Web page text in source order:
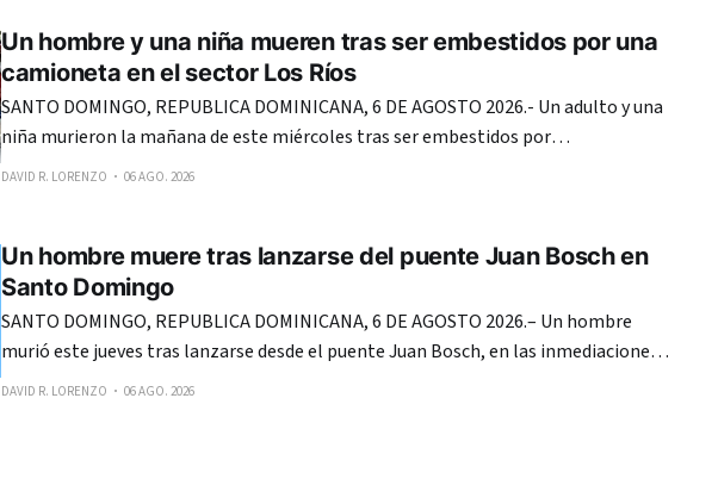
Un hombre y una niña mueren tras ser embestidos por una
camioneta en el sector Los Ríos
SANTO DOMINGO, REPUBLICA DOMINICANA, 6 DE AGOSTO 2026.- Un adulto y una
niña murieron la mañana de este miércoles tras ser embestidos por
una camioneta de doble cabina en la avenida Coronel Juan María Lora Fernández,
DAVID R. LORENZO 06 AGO. 2026
Un hombre muere tras lanzarse del puente Juan Bosch en
Santo Domingo
SANTO DOMINGO, REPUBLICA DOMINICANA, 6 DE AGOSTO 2026.– Un hombre
murió este jueves tras lanzarse desde el puente Juan Bosch, en las inmediaciones
del sector La Ciénaga, en el Distrito Nacional, según se observa en un video que
DAVID R. LORENZO 06 AGO. 2026